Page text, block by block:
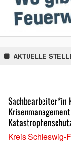
AKTUELLE
Sachbearbeiter*in
Kreis Schleswig-